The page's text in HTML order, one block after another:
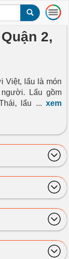
T
o
g
g
i
o
n
2,
Việt, lẩu là món
Lẩu gồm
lẩu ...xem